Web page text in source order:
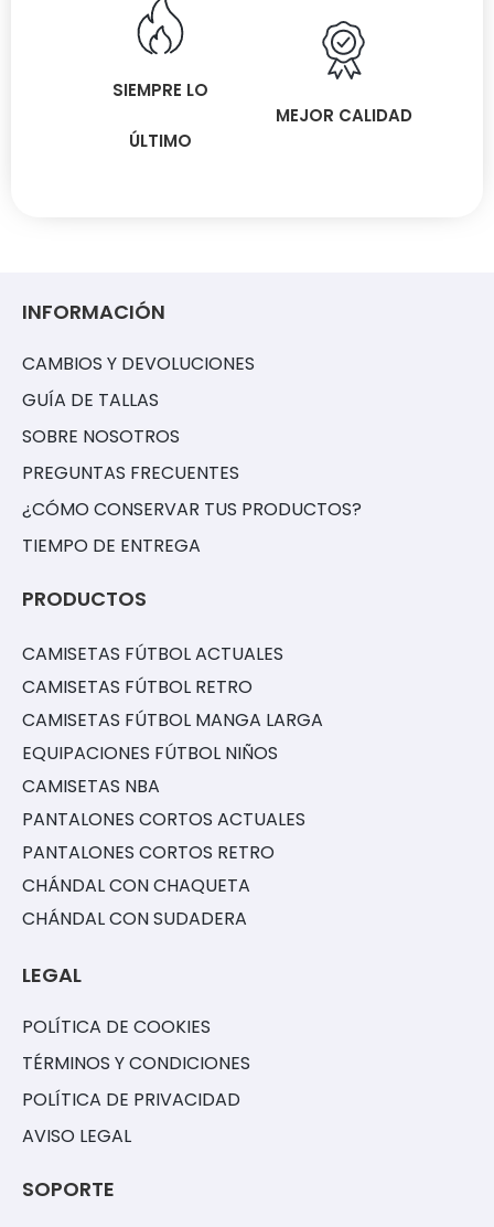
SIEMPRE LO
ÚLTIMO
MEJOR CALIDAD
INFORMACIÓN
CAMBIOS Y DEVOLUCIONES
GUÍA DE TALLAS
SOBRE NOSOTROS
PREGUNTAS FRECUENTES
¿CÓMO CONSERVAR TUS PRODUCTOS?
TIEMPO DE ENTREGA
PRODUCTOS
CAMISETAS FÚTBOL ACTUALES
CAMISETAS FÚTBOL RETRO
CAMISETAS FÚTBOL MANGA LARGA
EQUIPACIONES FÚTBOL NIÑOS
CAMISETAS NBA
PANTALONES CORTOS ACTUALES
PANTALONES CORTOS RETRO
CHÁNDAL CON CHAQUETA
CHÁNDAL CON SUDADERA
LEGAL
POLÍTICA DE COOKIES
TÉRMINOS Y CONDICIONES
POLÍTICA DE PRIVACIDAD
AVISO LEGAL
SOPORTE